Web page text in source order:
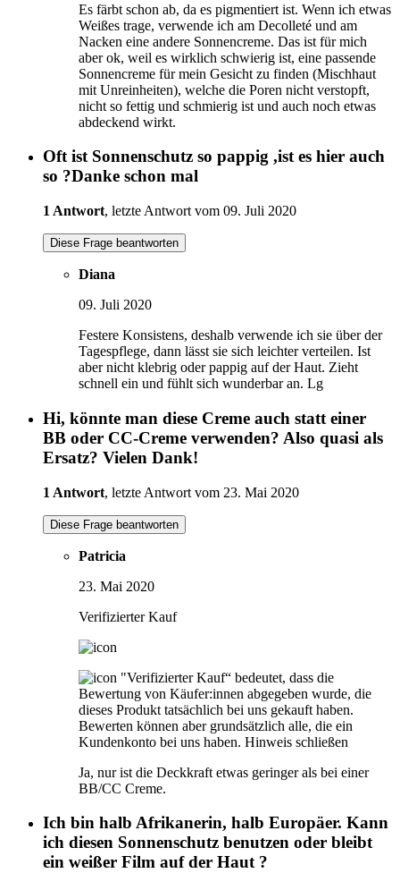
Es färbt schon ab, da es pigmentiert ist. Wenn ich etwas
Weißes trage, verwende ich am Decolleté und am
Nacken eine andere Sonnencreme. Das ist für mich
aber ok, weil es wirklich schwierig ist, eine passende
Sonnencreme für mein Gesicht zu finden (Mischhaut
mit Unreinheiten), welche die Poren nicht verstopft,
nicht so fettig und schmierig ist und auch noch etwas
abdeckend wirkt.
Oft ist Sonnenschutz so pappig ,ist es hier auch
so ?Danke schon mal
1 Antwort, letzte Antwort vom 09. Juli 2020
Diese Frage beantworten
Diana
09. Juli 2020
Festere Konsistens, deshalb verwende ich sie über der
Tagespflege, dann lässt sie sich leichter verteilen. Ist
aber nicht klebrig oder pappig auf der Haut. Zieht
schnell ein und fühlt sich wunderbar an. Lg
Hi, könnte man diese Creme auch statt einer
BB oder CC-Creme verwenden? Also quasi als
Ersatz? Vielen Dank!
1 Antwort, letzte Antwort vom 23. Mai 2020
Diese Frage beantworten
Patricia
23. Mai 2020
Verifizierter Kauf
"Verifizierter Kauf“ bedeutet, dass die
Bewertung von Käufer:innen abgegeben wurde, die
dieses Produkt tatsächlich bei uns gekauft haben.
Bewerten können aber grundsätzlich alle, die ein
Kundenkonto bei uns haben. Hinweis schließen
Ja, nur ist die Deckkraft etwas geringer als bei einer
BB/CC Creme.
Ich bin halb Afrikanerin, halb Europäer. Kann
ich diesen Sonnenschutz benutzen oder bleibt
ein weißer Film auf der Haut ?